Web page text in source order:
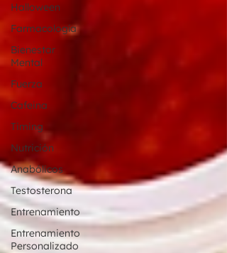
Halloween
Farmacología
Bienestar
Mental
Fuerza
Cafeina
Timing
Nutrición
Anabólicos
Testosterona
Entrenamiento
Entrenamiento
Personalizado